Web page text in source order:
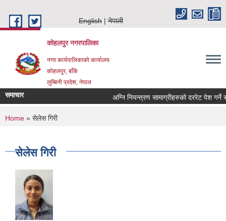
English
नेपाली
कोहलपुर नगरपालिका
नगर कार्यपालिकाको कार्यालय
कोहलपुर, बाँके
लुम्बिनी प्रदेश, नेपाल
समाचार
You are here
Home » सेलेस गिरी
सेलेस गिरी